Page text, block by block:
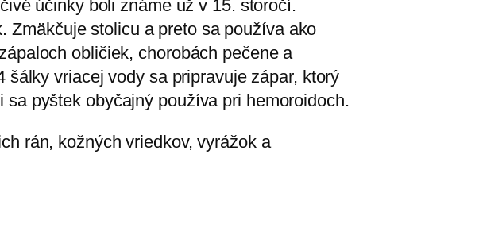
účinky boli známe už v 15. storočí.
Zmäkčuje stolicu a preto sa používa ako
obličiek, chorobách pečene a
vriacej vody sa pripravuje zápar, ktorý
pyštek obyčajný používa pri hemoroidoch.
rán, kožných vriedkov, vyrážok a